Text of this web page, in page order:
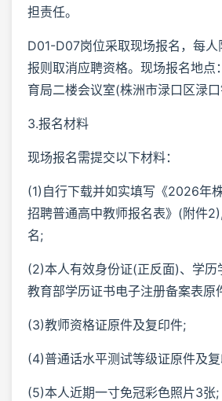
担责任。
D01-D07岗位采取现场报名，每人
报则取消应聘资格。现场报名地点
育局二楼会议室(株洲市渌口区渌口
3.报名材料
现场报名需提交以下材料：
(1)自行下载并如实填写《2026年
招聘普通高中教师报名表》(附件
名;
(2)本人有效身份证(正反面)、学历
教育部学历证书电子注册备案表原
(3)教师资格证原件及复印件;
(4)普通话水平测试等级证原件及
(5)本人近期一寸免冠彩色照片3张;